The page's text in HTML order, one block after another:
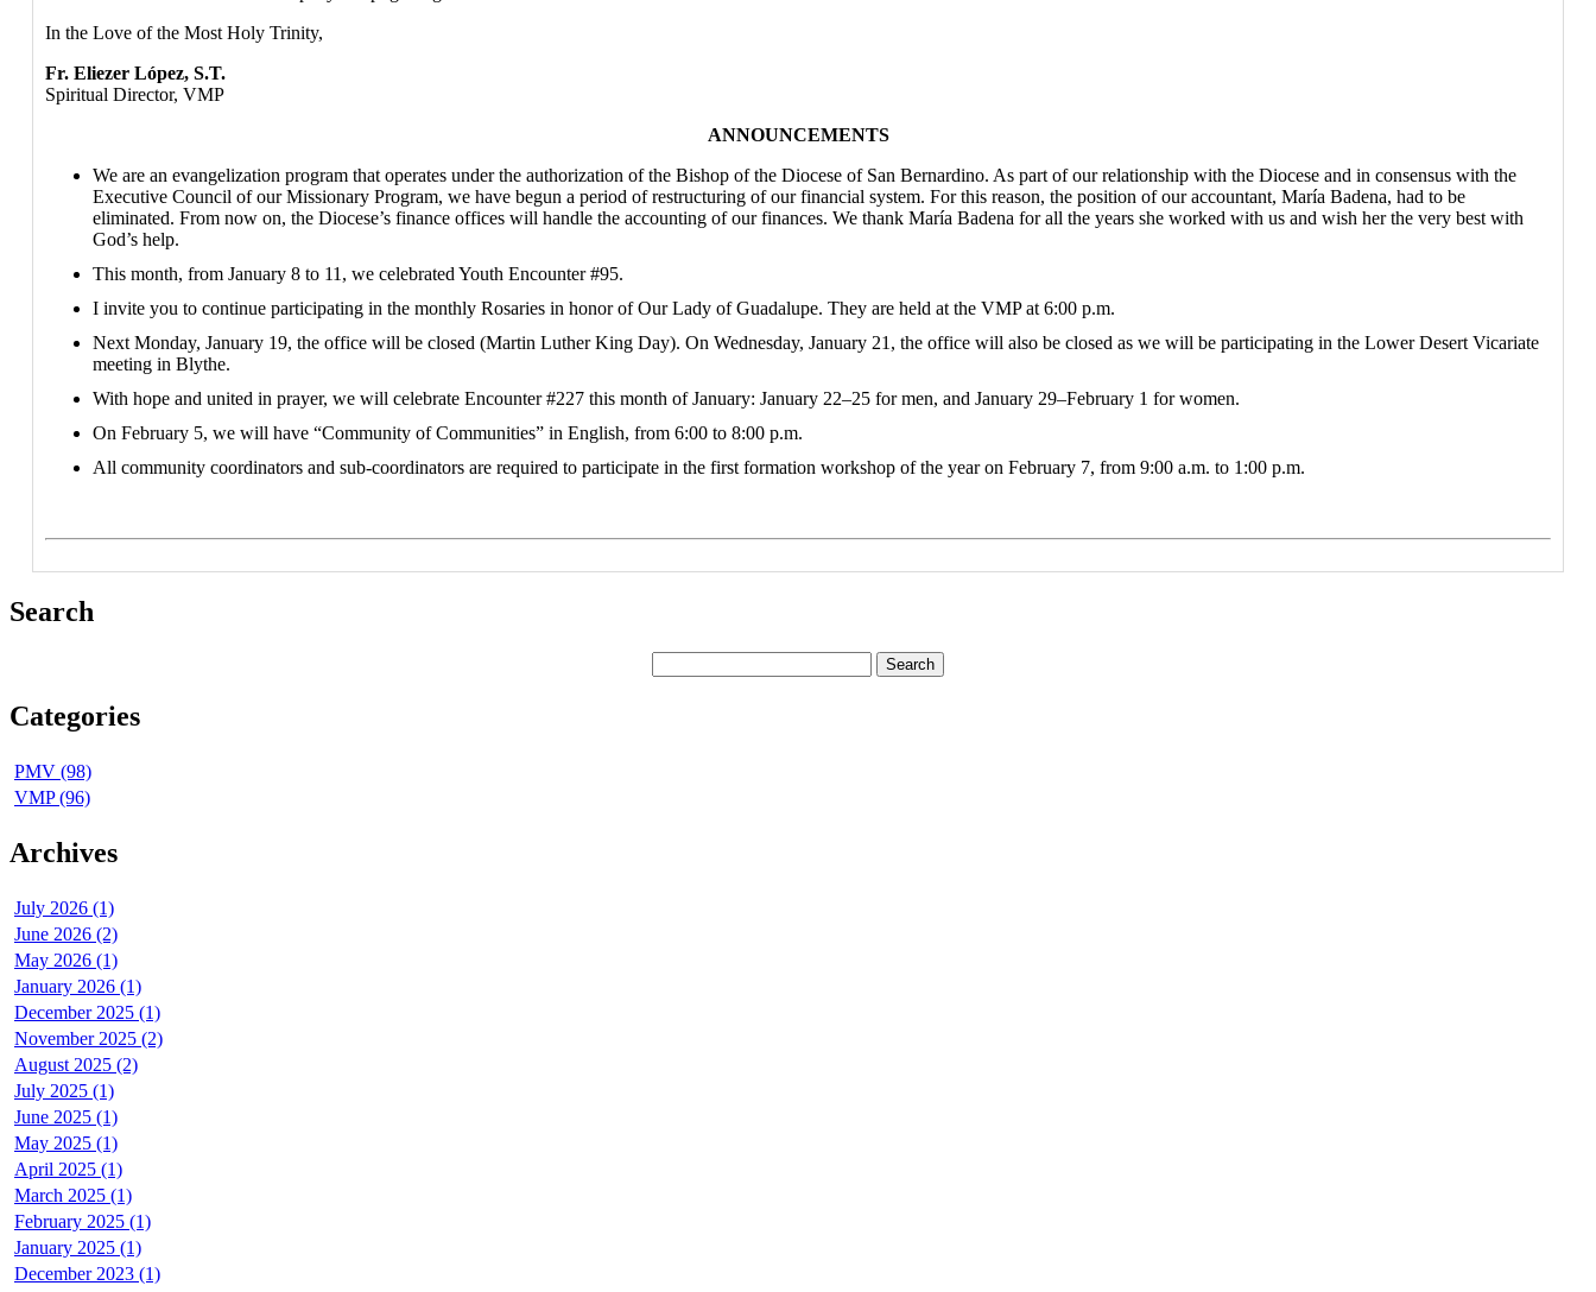
In the Love of the Most Holy Trinity,
Fr. Eliezer López, S.T.
Spiritual Director, VMP
ANNOUNCEMENTS
We are an evangelization program that operates under the authorization of the Bishop of the Diocese of San Bernardino. As part of our relationship with the Diocese and in consensus with the
Executive Council of our Missionary Program, we have begun a period of restructuring of our financial system. For this reason, the position of our accountant, María Badena, had to be
eliminated. From now on, the Diocese’s finance offices will handle the accounting of our finances. We thank María Badena for all the years she worked with us and wish her the very best with
God’s help.
This month, from January 8 to 11, we celebrated Youth Encounter #95.
I invite you to continue participating in the monthly Rosaries in honor of Our Lady of Guadalupe. They are held at the VMP at 6:00 p.m.
Next Monday, January 19, the office will be closed (Martin Luther King Day). On Wednesday, January 21, the office will also be closed as we will be participating in the Lower Desert Vicariate
meeting in Blythe.
With hope and united in prayer, we will celebrate Encounter #227 this month of January: January 22–25 for men, and January 29–February 1 for women.
On February 5, we will have “Community of Communities” in English, from 6:00 to 8:00 p.m.
All community coordinators and sub-coordinators are required to participate in the first formation workshop of the year on February 7, from 9:00 a.m. to 1:00 p.m.
Search
Categories
PMV (98)
VMP (96)
Archives
July 2026 (1)
June 2026 (2)
May 2026 (1)
January 2026 (1)
December 2025 (1)
November 2025 (2)
August 2025 (2)
July 2025 (1)
June 2025 (1)
May 2025 (1)
April 2025 (1)
March 2025 (1)
February 2025 (1)
January 2025 (1)
December 2023 (1)